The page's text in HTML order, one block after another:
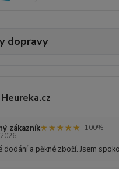
dopravy
zákazník★★★★★
★★★★★
100%
dodání a pěkné zboží. Jsem